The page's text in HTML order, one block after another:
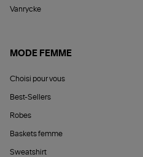
Vanrycke
MODE FEMME
Choisi pour vous
Best-Sellers
Robes
Baskets femme
Sweatshirt